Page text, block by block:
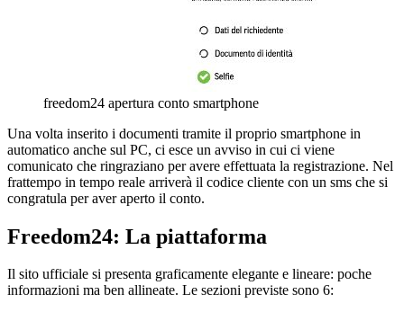
freedom24 apertura conto smartphone
Una volta inserito i documenti tramite il proprio smartphone in
automatico anche sul PC, ci esce un avviso in cui ci viene
comunicato che ringraziano per avere effettuata la registrazione. Nel
frattempo in tempo reale arriverà il codice cliente con un sms che si
congratula per aver aperto il conto.
Freedom24: La piattaforma
Il sito ufficiale si presenta graficamente elegante e lineare: poche
informazioni ma ben allineate. Le sezioni previste sono 6: